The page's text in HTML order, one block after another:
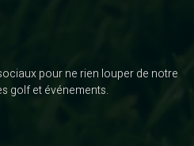
pour ne rien louper de notre
golf et événements.